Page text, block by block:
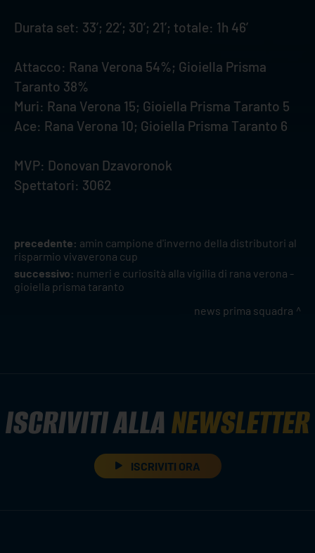
Durata set: 33’; 22’; 30’; 21’; totale: 1h 46’
Attacco: Rana Verona 54%; Gioiella Prisma
Taranto 38%
Muri: Rana Verona 15; Gioiella Prisma Taranto 5
Ace: Rana Verona 10; Gioiella Prisma Taranto 6
MVP: Donovan Dzavoronok
Spettatori: 3062
precedente: amin campione d'inverno della distributori al
risparmio vivaverona cup
successivo: numeri e curiosità alla vigilia di rana verona -
gioiella prisma taranto
news prima squadra
ISCRIVITI ALLANEWSLETTER
ISCRIVITI ORA